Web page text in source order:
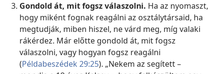
Gondold át, mit fogsz válaszolni. Ha az nyomaszt,
hogy miként fognak reagálni az osztálytársaid, ha
megtudják, miben hiszel, ne várd meg, míg valaki
rákérdez. Már előtte gondold át, mit fogsz
válaszolni, vagy hogyan fogsz reagálni
(Példabeszédek 29:25). „Nekem az segített –